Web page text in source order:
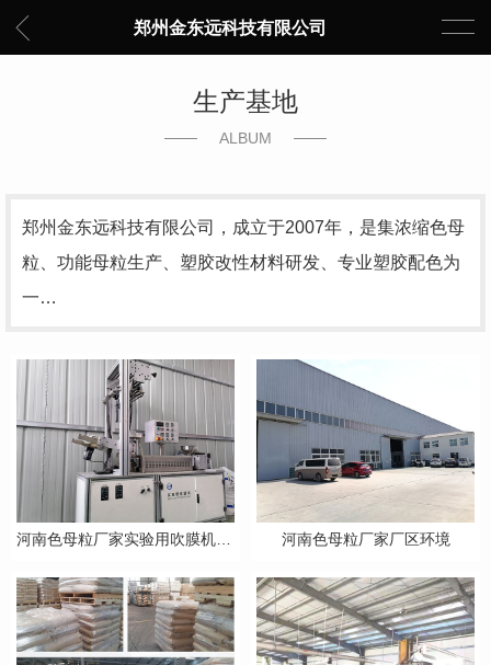
郑州金东远科技有限公司
生产基地
ALBUM
郑州金东远科技有限公司，成立于2007年，是集浓缩色母
粒、功能母粒生产、塑胶改性材料研发、专业塑胶配色为
一…
河南色母粒厂家实验用吹膜机设备 河南色母粒厂家厂区环境